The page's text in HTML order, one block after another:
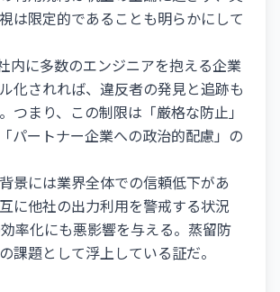
は限定的であることも明らかにして
内に多数のエンジニアを抱える企業
化されれば、違反者の発見と追跡も
つまり、この制限は「厳格な防止」
パートナー企業への政治的配慮」の
景には業界全体での信頼低下があ
に他社の出力利用を警戒する状況
率化にも悪影響を与える。蒸留防
課題として浮上している証だ。